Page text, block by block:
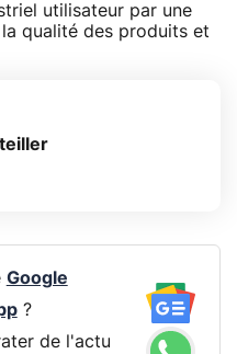
utilisateur par une
qualité des produits et
Google
?
de l'actu